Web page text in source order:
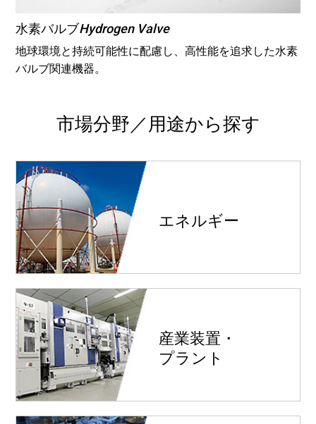
水素バルブHydrogen Valve
地球環境と持続可能性に配慮し、高性能を追求した水素
バルブ関連機器。
市場分野／用途から探す
エネルギー
産業装置・
プラント